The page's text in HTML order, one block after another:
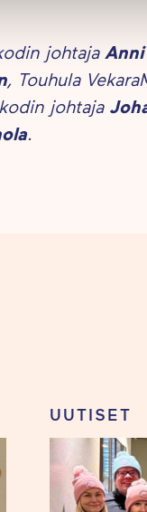
johtaja Anni
, Touhula
johtaja
.
UUTISET